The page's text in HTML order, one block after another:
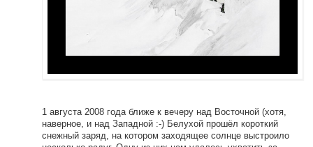
1 августа 2008 года ближе к вечеру над Восточной (хотя,
наверное, и над Западной :-) Белухой прошёл короткий
снежный заряд, на котором заходящее солнце выстроило